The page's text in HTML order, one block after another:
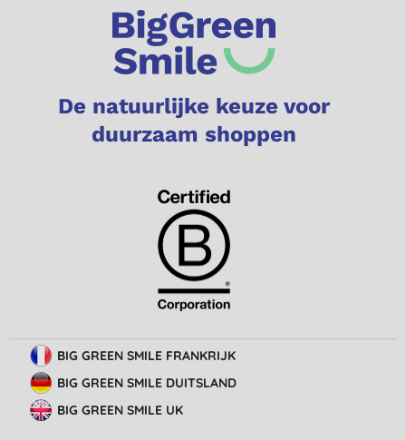
De natuurlijke keuze voor
duurzaam shoppen
BIG GREEN SMILE FRANKRIJK
BIG GREEN SMILE DUITSLAND
BIG GREEN SMILE UK